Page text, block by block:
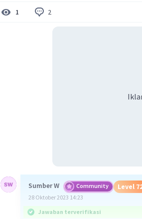
1 2
Sumber W Community Level
28 Oktober 2023 14:23
Jawaban terverifikasi